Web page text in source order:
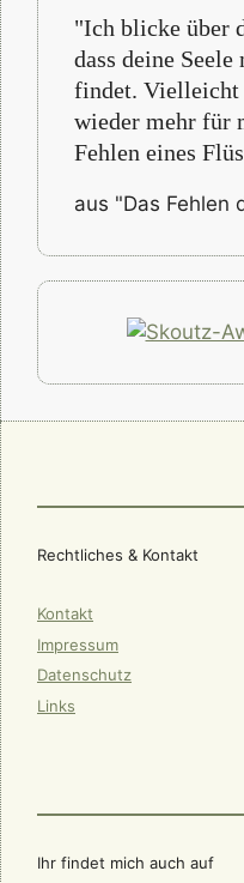
"Ich blicke über
dass deine Seele
findet. Vielleicht
wieder mehr für
Fehlen eines
aus "Das Fehlen
Rechtliches & Kontakt
Kontakt
Impressum
Datenschutz
Links
Ihr findet mich auch auf